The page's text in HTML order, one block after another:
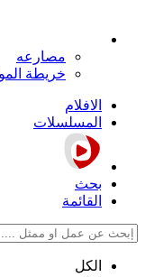
مصارعه
خريطة
الافلام
المسلسلات
بحث
القائمة
الكل